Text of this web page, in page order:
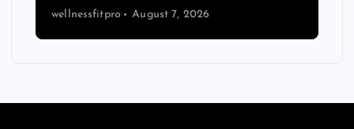
wellnessfitpro August 7, 2026